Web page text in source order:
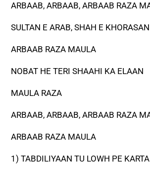
ARBAAB, ARBAAB, ARBAAB RAZA
SULTAN E ARAB, SHAH E KHORASAN
ARBAAB RAZA MAULA
NOBAT HE TERI SHAAHI KA ELAAN
MAULA RAZA
ARBAAB, ARBAAB, ARBAAB RAZA
ARBAAB RAZA MAULA
1) TABDILIYAAN TU LOWH PE